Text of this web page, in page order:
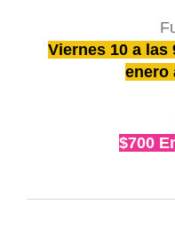
Viernes 10 a las
enero
$700